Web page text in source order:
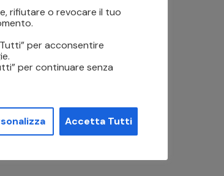
mediante
affidabile e
sul tessuto,
rifiutare o revocare il tuo
per acconsentire
per continuare senza
Accetta Tutti